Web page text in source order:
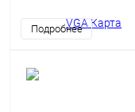
xxxxSISL)
Подробнее